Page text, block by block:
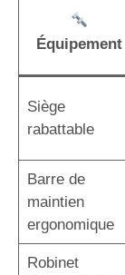
Équipement
Siège
rabattable
Barre de
maintien
ergonomique
Robinet